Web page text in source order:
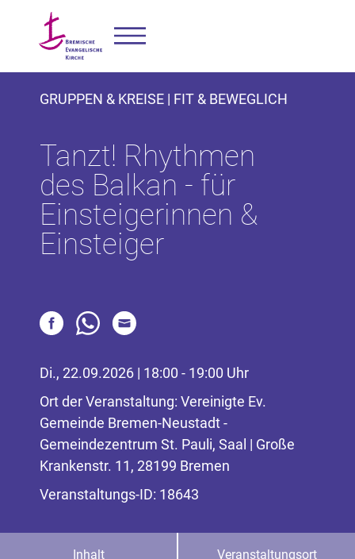
GRUPPEN & KREISE | FIT & BEWEGLICH
Tanzt! Rhythmen
des Balkan - für
Einsteigerinnen &
Einsteiger
Di., 22.09.2026 | 18:00 - 19:00 Uhr
Ort der Veranstaltung: Vereinigte Ev.
Gemeinde Bremen-Neustadt -
Gemeindezentrum St. Pauli, Saal | Große
Krankenstr. 11, 28199 Bremen
Veranstaltungs-ID: 18643
Inhalt Veranstaltungsort